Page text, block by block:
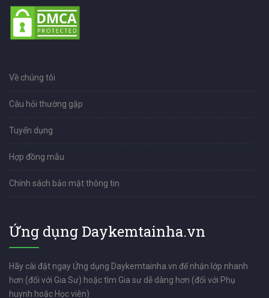
Về chúng tôi
Câu hỏi thường gặp
Tuyển dụng
Hợp đồng mẫu
Chính sách bảo mật thông tin
Ứng dụng Daykemtainha.vn
Hãy cài đặt ngay Ứng dụng Daykemtainha.vn để nhận lớp nhanh
hơn (đối với Gia Sư) hoặc tìm Gia sư dễ dàng hơn (đối với Phụ
huynh hoặc Học viên)